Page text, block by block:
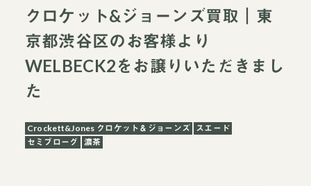
クロケット&ジョーンズ買取｜東
京都渋谷区のお客様より
WELBECK2をお譲りいただきまし
た
Crockett&Jones クロケット＆ジョーンズ スエード
セミブローグ
濃茶